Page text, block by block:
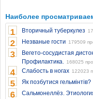
Наиболее
1 Вторичный туберкулез
2 Незваные гости 179509
3
Вегето-сосудистая
Профилактика. 168025
4 Слабость в ногах 122023
5 Як позбутися гельмінтів?
6
Сальмонеллёз.